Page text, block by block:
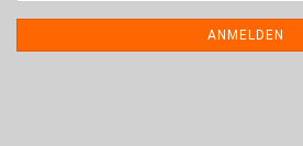
ANMELDEN